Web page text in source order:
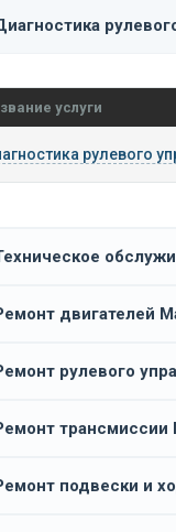
услуги
рулевого
двигателей
рулевого
трансмиссии
подвески и